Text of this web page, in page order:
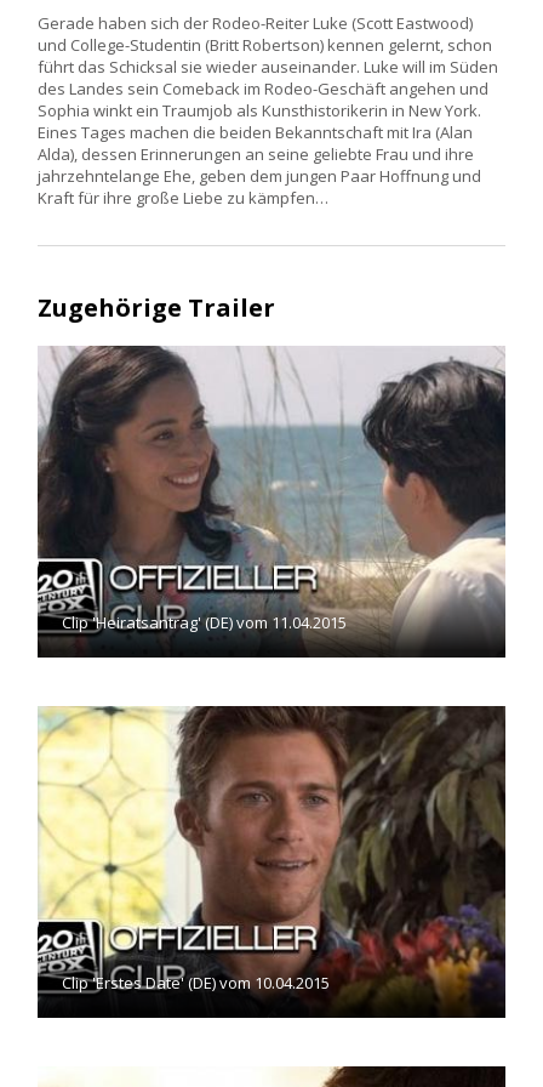
Gerade haben sich der Rodeo-Reiter Luke (Scott Eastwood)
und College-Studentin (Britt Robertson) kennen gelernt, schon
führt das Schicksal sie wieder auseinander. Luke will im Süden
des Landes sein Comeback im Rodeo-Geschäft angehen und
Sophia winkt ein Traumjob als Kunsthistorikerin in New York.
Eines Tages machen die beiden Bekanntschaft mit Ira (Alan
Alda), dessen Erinnerungen an seine geliebte Frau und ihre
jahrzehntelange Ehe, geben dem jungen Paar Hoffnung und
Kraft für ihre große Liebe zu kämpfen…
Zugehörige Trailer
Clip 'Heiratsantrag' (DE) vom 11.04.2015
Clip 'Erstes Date' (DE) vom 10.04.2015